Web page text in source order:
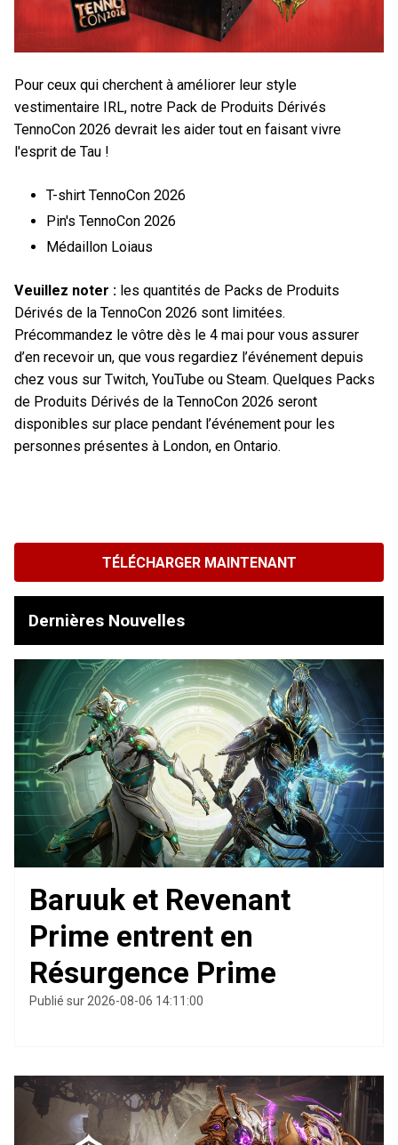
Pour ceux qui cherchent à améliorer leur style
vestimentaire IRL, notre Pack de Produits Dérivés
TennoCon 2026 devrait les aider tout en faisant vivre
l'esprit de Tau !
T-shirt TennoCon 2026
Pin's TennoCon 2026
Médaillon Loiaus
Veuillez noter : les quantités de Packs de Produits
Dérivés de la TennoCon 2026 sont limitées.
Précommandez le vôtre dès le 4 mai pour vous assurer
d’en recevoir un, que vous regardiez l’événement depuis
chez vous sur Twitch, YouTube ou Steam. Quelques Packs
de Produits Dérivés de la TennoCon 2026 seront
disponibles sur place pendant l’événement pour les
personnes présentes à London, en Ontario.
TÉLÉCHARGER MAINTENANT
Dernières Nouvelles
Baruuk et Revenant
Prime entrent en
Résurgence Prime
Publié sur 2026-08-06 14:11:00